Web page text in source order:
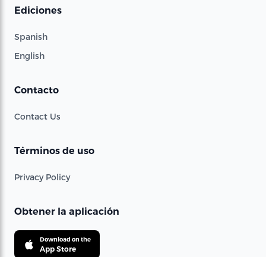
Ediciones
Spanish
English
Contacto
Contact Us
Términos de uso
Privacy Policy
Obtener la aplicación
Download on the
App Store